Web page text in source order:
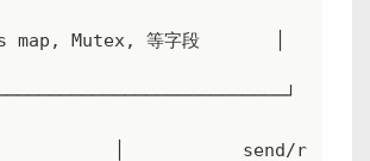
map, Mutex, 等字段       │
│           send/r